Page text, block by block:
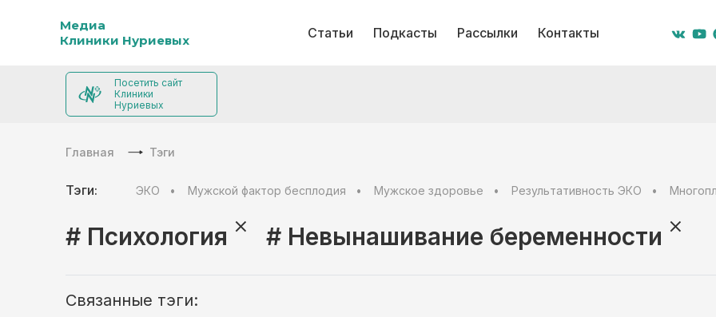
Медиа
Клиники Нуриевых
Статьи Подкасты Рассылки Контакты
Посетить сайт
Клиники
Нуриевых
Главная Тэги
Тэги: ЭКО Мужской фактор бесплодия Мужское здоровье Результативность ЭКО
# Психология # Невынашивание беременности
Связанные тэги: